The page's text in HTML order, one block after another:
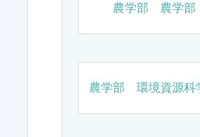
農学部 農学部
農学部 環境資源科